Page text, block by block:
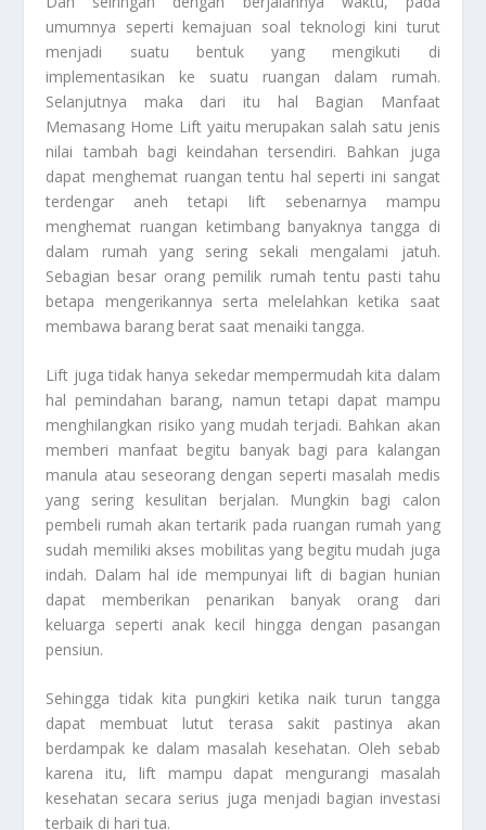
umumnya seperti kemajuan soal teknologi kini turut
menjadi suatu bentuk yang mengikuti di
implementasikan ke suatu ruangan dalam rumah.
Selanjutnya maka dari itu hal
Bagian Manfaat
Memasang Home Liftyaitu merupakan salah satu jenis
nilai tambah bagi keindahan tersendiri. Bahkan juga
dapat menghemat ruangan tentu hal seperti ini sangat
terdengar aneh tetapi lift sebenarnya mampu
menghemat ruangan ketimbang banyaknya tangga di
dalam rumah yang sering sekali mengalami jatuh.
Sebagian besar orang pemilik rumah tentu pasti tahu
betapa mengerikannya serta melelahkan ketika saat
membawa barang berat saat menaiki tangga.
Lift juga tidak hanya sekedar mempermudah kita dalam
hal pemindahan barang, namun tetapi dapat mampu
menghilangkan risiko yang mudah terjadi. Bahkan akan
memberi manfaat begitu banyak bagi para kalangan
manula atau seseorang dengan seperti masalah medis
yang sering kesulitan berjalan. Mungkin bagi calon
pembeli rumah akan tertarik pada ruangan rumah yang
sudah memiliki akses mobilitas yang begitu mudah juga
indah. Dalam hal ide mempunyai lift di bagian hunian
dapat memberikan penarikan banyak orang dari
keluarga seperti anak kecil hingga dengan pasangan
pensiun.
Sehingga tidak kita pungkiri ketika naik turun tangga
dapat membuat lutut terasa sakit pastinya akan
berdampak ke dalam masalah kesehatan. Oleh sebab
karena itu, lift mampu dapat mengurangi masalah
kesehatan secara serius juga menjadi bagian investasi
terbaik di hari tua.